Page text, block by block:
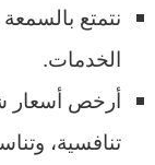
نتمتع
الخدمات.
أرخص أسعار
تنافسية،